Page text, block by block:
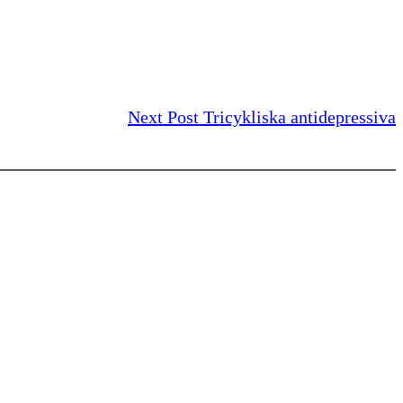
Next Post Tricykliska antidepressiva